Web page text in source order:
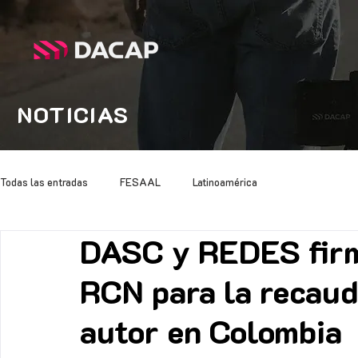
NOTICIAS
Todas las entradas FESAAL Latinoamérica
DASC y REDES
RCN para la
autor en Colombia